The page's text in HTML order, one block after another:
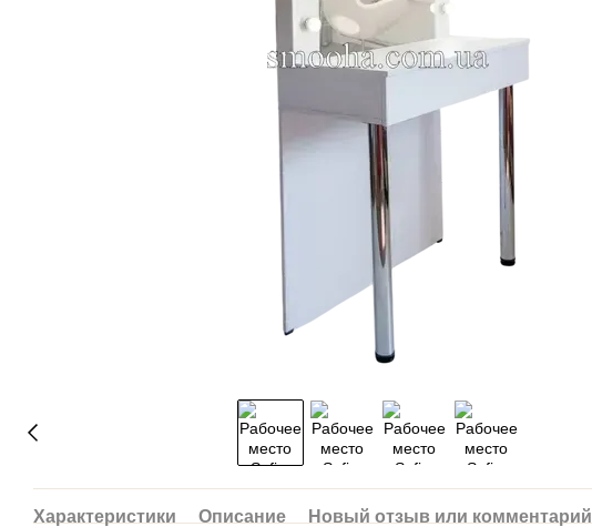
Характеристики Описание Новый отзыв или комментарий